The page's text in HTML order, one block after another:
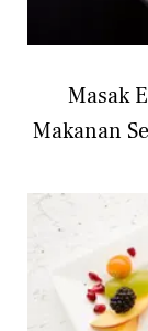
Masak
Makanan